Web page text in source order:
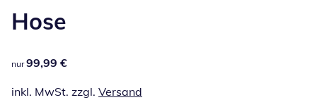
Hose
99,99 €
nur 99,99 €
inkl. MwSt. zzgl. Versand